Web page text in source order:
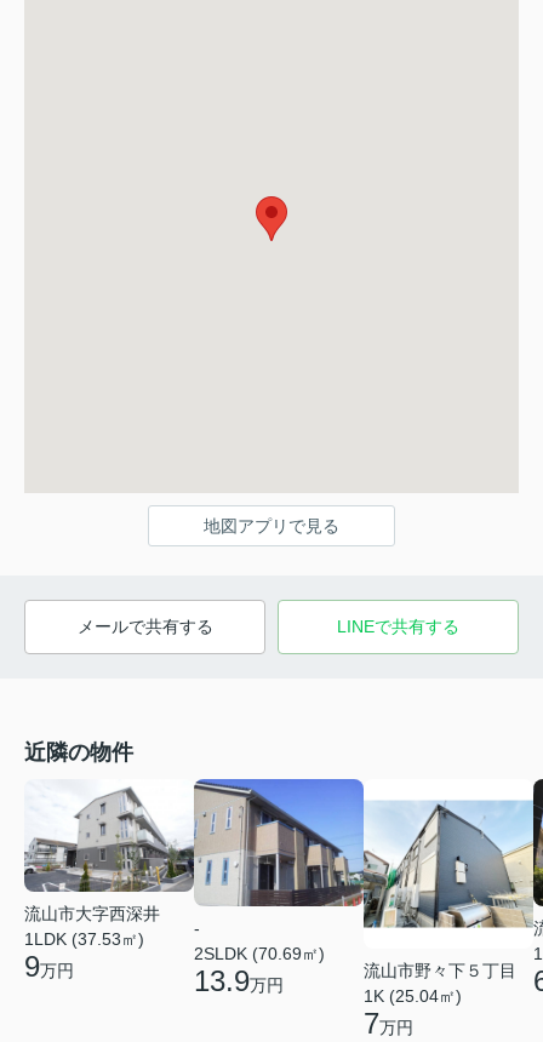
地図アプリで見る
メールで共有する LINEで共有する
近隣の物件
流山市大字西深井
1LDK (37.53㎡)
9万円
-
2SLDK (70.69㎡)
13.9万円
流山市野々下５丁目
1K (25.04㎡)
7万円